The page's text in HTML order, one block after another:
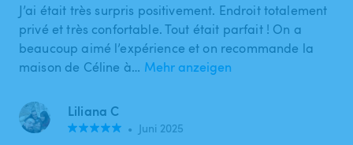
J’ai était très surpris positivement. Endroit totalement
privé et très confortable. Tout était parfait ! On a
beaucoup aimé l’expérience et on recommande la
maison de Céline à… Mehr anzeigen
Liliana C
• Juni 2025